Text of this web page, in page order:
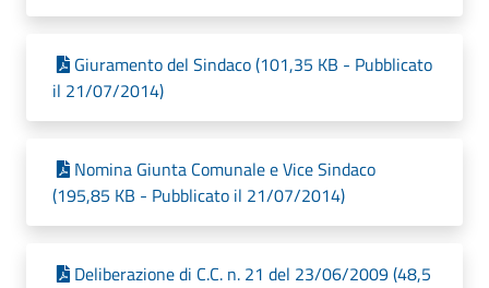
Giuramento del Sindaco (101,35 KB - Pubblicato
il 21/07/2014)
Nomina Giunta Comunale e Vice Sindaco
(195,85 KB - Pubblicato il 21/07/2014)
Deliberazione di C.C. n. 21 del 23/06/2009 (48,5